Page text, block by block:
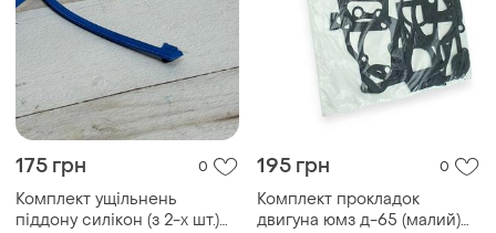
175 грн 0
Комплект ущільнень
піддону силікон (з 2-х шт.)
195 грн 0
Комплект прокладок
двигуна юмз д-65 (малий)